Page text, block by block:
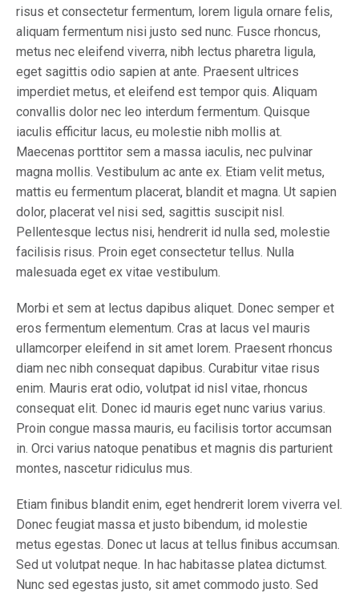
risus et consectetur fermentum, lorem ligula ornare felis,
aliquam fermentum nisi justo sed nunc. Fusce rhoncus,
metus nec eleifend viverra, nibh lectus pharetra ligula,
eget sagittis odio sapien at ante. Praesent ultrices
imperdiet metus, et eleifend est tempor quis. Aliquam
convallis dolor nec leo interdum fermentum. Quisque
iaculis efficitur lacus, eu molestie nibh mollis at.
Maecenas porttitor sem a massa iaculis, nec pulvinar
magna mollis. Vestibulum ac ante ex. Etiam velit metus,
mattis eu fermentum placerat, blandit et magna. Ut sapien
dolor, placerat vel nisi sed, sagittis suscipit nisl.
Pellentesque lectus nisi, hendrerit id nulla sed, molestie
facilisis risus. Proin eget consectetur tellus. Nulla
malesuada eget ex vitae vestibulum.
Morbi et sem at lectus dapibus aliquet. Donec semper et
eros fermentum elementum. Cras at lacus vel mauris
ullamcorper eleifend in sit amet lorem. Praesent rhoncus
diam nec nibh consequat dapibus. Curabitur vitae risus
enim. Mauris erat odio, volutpat id nisl vitae, rhoncus
consequat elit. Donec id mauris eget nunc varius varius.
Proin congue massa mauris, eu facilisis tortor accumsan
in. Orci varius natoque penatibus et magnis dis parturient
montes, nascetur ridiculus mus.
Etiam finibus blandit enim, eget hendrerit lorem viverra vel.
Donec feugiat massa et justo bibendum, id molestie
metus egestas. Donec ut lacus at tellus finibus accumsan.
Sed ut volutpat neque. In hac habitasse platea dictumst.
Nunc sed egestas justo, sit amet commodo justo. Sed